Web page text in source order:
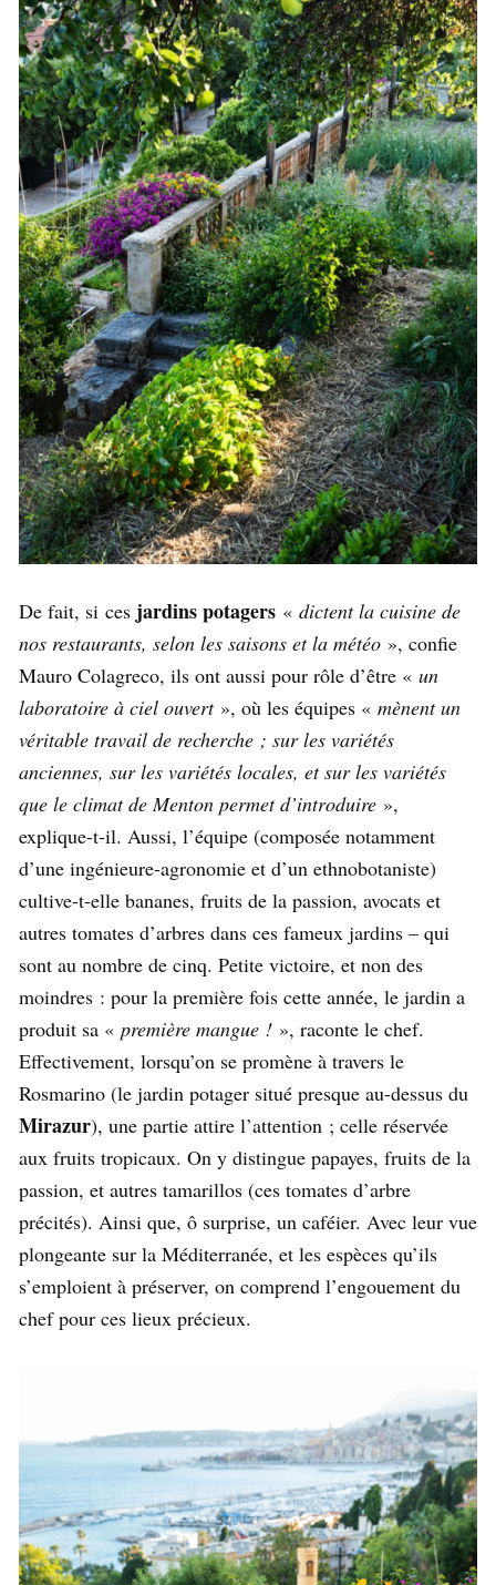
De fait, si ces jardins potagers « dictent la cuisine de
nos restaurants, selon les saisons et la météo », confie
Mauro Colagreco, ils ont aussi pour rôle d’être « un
laboratoire à ciel ouvert », où les équipes « mènent un
véritable travail de recherche ; sur les variétés
anciennes, sur les variétés locales, et sur les variétés
que le climat de Menton permet d’introduire »,
explique-t-il. Aussi, l’équipe (composée notamment
d’une ingénieure-agronomie et d’un ethnobotaniste)
cultive-t-elle bananes, fruits de la passion, avocats et
autres tomates d’arbres dans ces fameux jardins – qui
sont au nombre de cinq. Petite victoire, et non des
moindres : pour la première fois cette année, le jardin a
produit sa « première mangue ! », raconte le chef.
Effectivement, lorsqu’on se promène à travers le
Rosmarino (le jardin potager situé presque au-dessus du
Mirazur), une partie attire l’attention ; celle réservée
aux fruits tropicaux. On y distingue papayes, fruits de la
passion, et autres tamarillos (ces tomates d’arbre
précités). Ainsi que, ô surprise, un caféier. Avec leur vue
plongeante sur la Méditerranée, et les espèces qu’ils
s’emploient à préserver, on comprend l’engouement du
chef pour ces lieux précieux.